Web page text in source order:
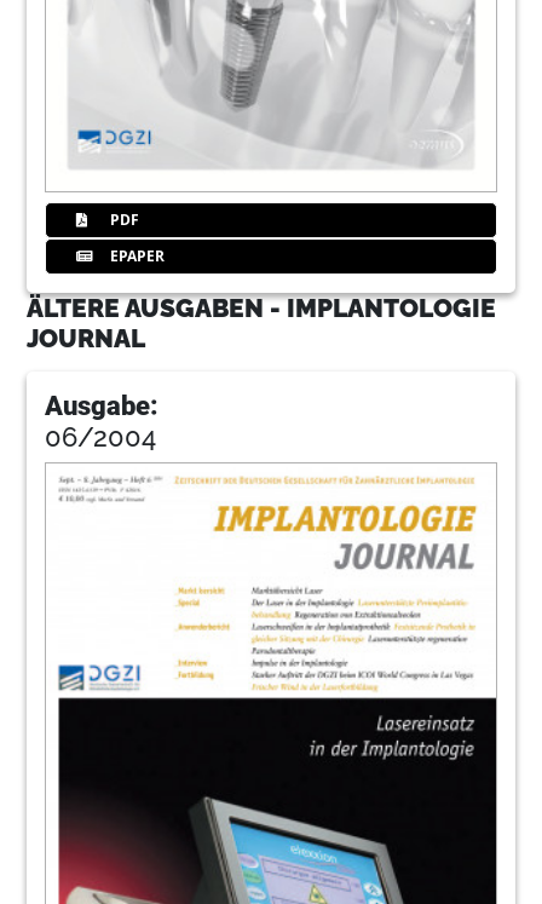
PDF
EPAPER
ÄLTERE AUSGABEN - IMPLANTOLOGIE
JOURNAL
Ausgabe:
06/2004